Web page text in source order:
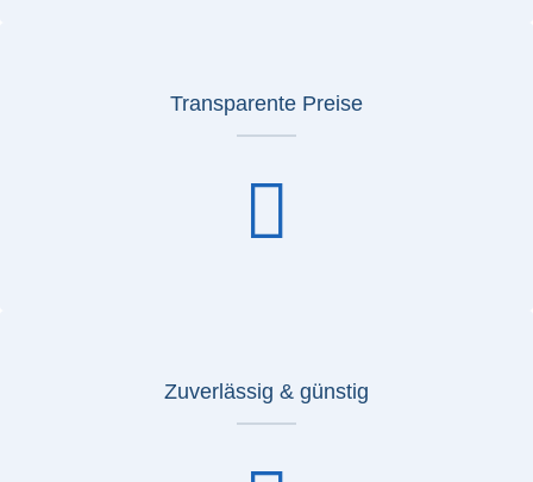
Transparente Preise
Zuverlässig & günstig